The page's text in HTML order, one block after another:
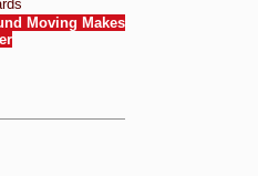
Moving Makes